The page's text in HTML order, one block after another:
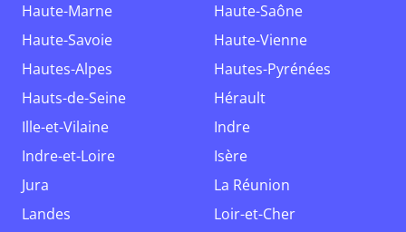
Haute-Marne
Haute-Saône
Haute-Savoie
Haute-Vienne
Hautes-Alpes
Hautes-Pyrénées
Hauts-de-Seine
Hérault
Ille-et-Vilaine
Indre
Indre-et-Loire
Isère
Jura
La Réunion
Landes
Loir-et-Cher